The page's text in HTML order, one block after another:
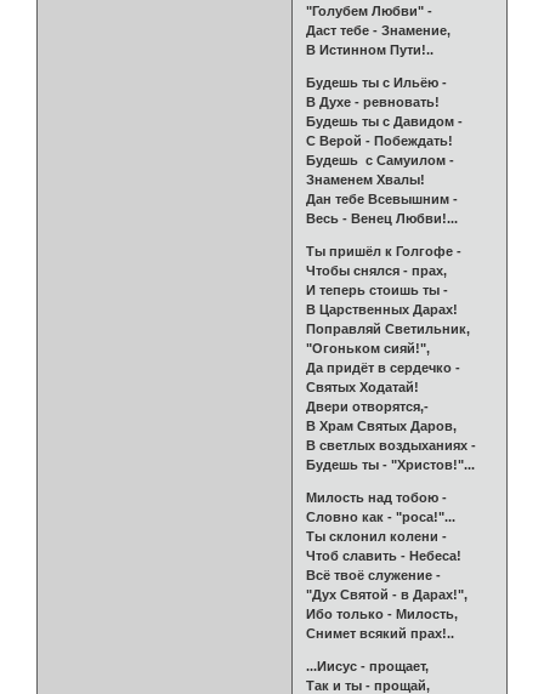
"Голубем Любви" -
Даст тебе - Знамение,
В Истинном Пути!..
Будешь ты с Ильёю -
В Духе - ревновать!
Будешь ты с Давидом -
С Верой - Побеждать!
Будешь с Самуилом -
Знаменем Хвалы!
Дан тебе Всевышним -
Весь - Венец Любви!...
Ты пришёл к Голгофе -
Чтобы снялся - прах,
И теперь стоишь ты -
В Царственных Дарах!
Поправляй Светильник,
"Огоньком сияй!",
Да придёт в сердечко -
Святых Ходатай!
Двери отворятся,-
В Храм Святых Даров,
В светлых воздыханиях -
Будешь ты - "Христов!"...
Милость над тобою -
Словно как - "роса!"...
Ты склонил колени -
Чтоб славить - Небеса!
Всё твоё служение -
"Дух Святой - в Дарах!",
Ибо только - Милость,
Снимет всякий прах!..
...Иисус - прощает,
Так и ты - прощай,